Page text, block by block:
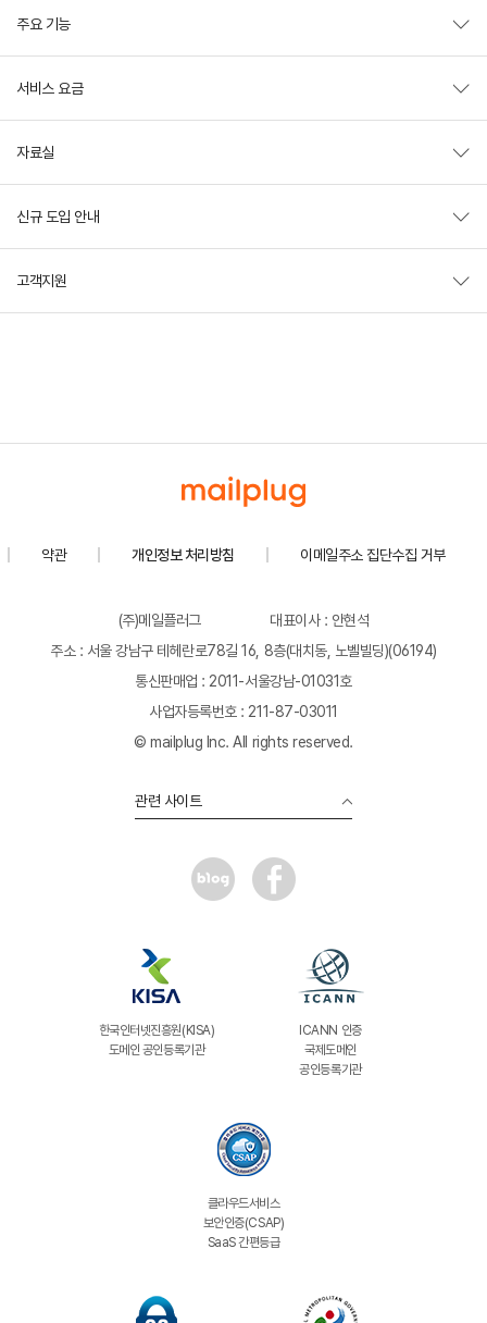
주요 기능
서비스 요금
자료실
신규 도입 안내
고객지원
약관 개인정보 처리방침 이메일주소 집단수집 거부
(주)메일플러그
대표이사 : 안현석
주소 : 서울 강남구 테헤란로78길 16, 8층(대치동, 노벨빌딩)(06194)
통신판매업 : 2011-서울강남-01031호
사업자등록번호 : 211-87-03011
© mailplug Inc. All rights reserved.
관련 사이트
한국인터넷진흥원(KISA)
도메인 공인등록기관
ICANN 인증
국제도메인
공인등록기관
클라우드서비스
보안인증(CSAP)
SaaS 간편등급